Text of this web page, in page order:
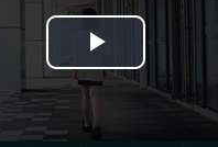
Play